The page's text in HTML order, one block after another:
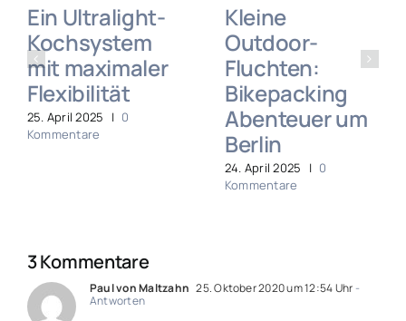
Ein Ultralight-
Kochsystem
mit maximaler
Flexibilität
25. April 2025 | 0
Kommentare
Kleine
Outdoor-
Fluchten:
Bikepacking
Abenteuer um
Berlin
24. April 2025 | 0
Kommentare
3 Kommentare
Paul von Maltzahn 25. Oktober 2020 um 12:54 Uhr-
Antworten